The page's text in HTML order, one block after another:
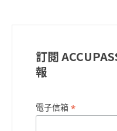
訂閱
報
電子信箱 *